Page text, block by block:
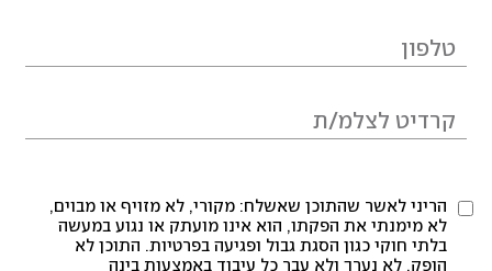
הריני לאשר שהתוכן שאשלח: מקורי, לא מזויף או מבוים,
לא מימנתי את הפקתו, הוא אינו מועתק או נגוע במעשה
בלתי חוקי כגון הסגת גבול ופגיעה בפרטיות. התוכן לא
הופק, לא נערך ולא עבר כל עיבוד באמצעות בינה